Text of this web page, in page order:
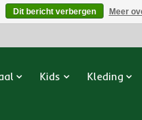
Kids Kleding
Dit bericht verbergen Meer